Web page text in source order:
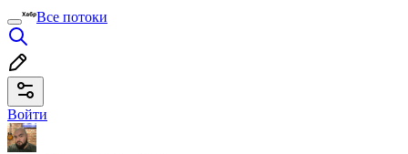
Все потоки
Войти